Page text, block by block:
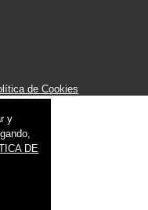
de Cookies
y
DE